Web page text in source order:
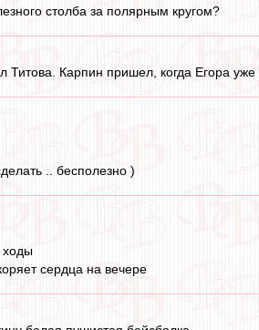
столба за полярным кругом?
Карпин пришел, когда Егора
.. бесполезно )
ходы
сердца на вечере